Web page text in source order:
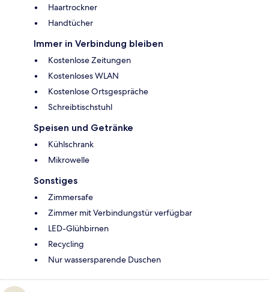
Haartrockner
Handtücher
Immer in Verbindung bleiben
Kostenlose Zeitungen
Kostenloses WLAN
Kostenlose Ortsgespräche
Schreibtischstuhl
Speisen und Getränke
Kühlschrank
Mikrowelle
Sonstiges
Zimmersafe
Zimmer mit Verbindungstür verfügbar
LED-Glühbirnen
Recycling
Nur wassersparende Duschen